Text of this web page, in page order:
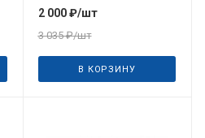
2 000₽/шт
3 035₽/шт
В КОРЗИНУ